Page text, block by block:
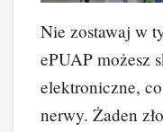
Nie zostawaj w
ePUAP możesz
elektroniczne,
nerwy. Żaden